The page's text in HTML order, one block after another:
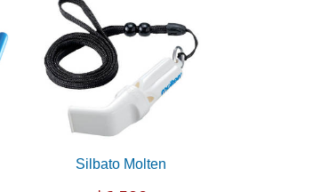
Silbato Molten